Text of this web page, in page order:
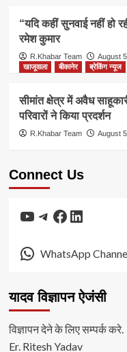
“यदि कहीं सुनवाई नहीं हो
रमेश कुमार
R.Khabar Team
August
खाजूवाला
बीकानेर ब्रेकिंग न्यूज
सीमांत क्षेत्र में अवैध
परिवारों ने किया प्रदर्शन
R.Khabar Team August
Connect Us
YouTube
Telegram
Facebook
LinkedIn
WhatsApp
यादव विज्ञापन ऐजंसी
विज्ञापन देने के लिए सम्पर्क करे.
Er. Ritesh Yadav